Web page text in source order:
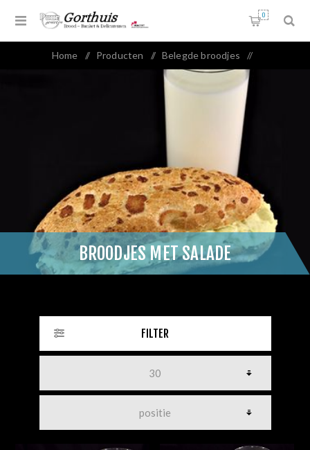
0
Home / Producten / Belegde broodjes /
Broodjes met salade
BROODJES MET SALADE
FILTER